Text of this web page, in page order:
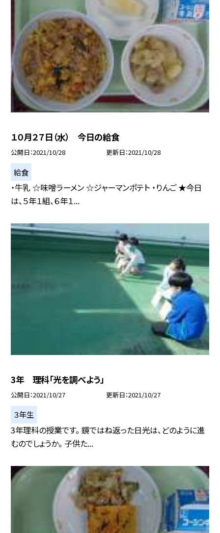
１０月２７日（水） 今日の給食
公開日 2021/10/28 更新日 2021/10/28
給食
・牛乳 ☆味噌ラーメン ☆ジャーマンポテト ・りんご ★今日
は、５年１組、６年１...
3年 理科「光を調べよう」
公開日 2021/10/27 更新日 2021/10/27
３年生
3年理科の授業です。 鏡ではね返った日光は、どのように進
むのでしょうか。 子供た...